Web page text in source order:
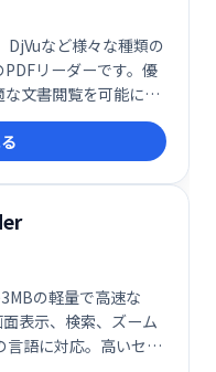
など様々な種類の
リーダーです。優
文書閲覧を可能にし
で、安心してご利用い
の軽量で高速な
表示、検索、ズーム
言語に対応。高いセキ